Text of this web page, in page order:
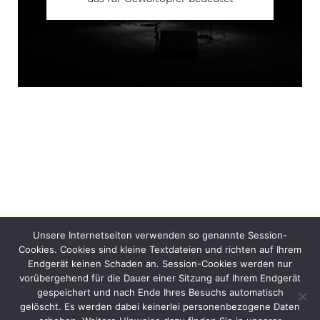
betteln
„Das virtuelle Schlachtfeld –
Videospiele, Militär und
Rüstungsindustrie“
TwitterFacebookInstagram
© 2026Die Störenfriedas•Datenschutzerklärung•Impressum
Kontakt
Unsere Internetseiten verwenden so genannte Session-
Cookies. Cookies sind kleine Textdateien und richten auf Ihrem
Endgerät keinen Schaden an. Session-Cookies werden nur
vorübergehend für die Dauer einer Sitzung auf Ihrem Endgerät
gespeichert und nach Ende Ihres Besuchs automatisch
gelöscht. Es werden dabei keinerlei personenbezogene Daten